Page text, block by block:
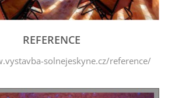
REFERENCE
solnejeskyne.cz/reference/